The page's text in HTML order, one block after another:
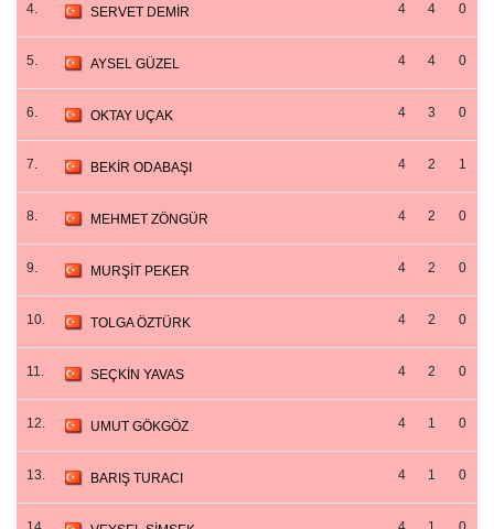
4. SERVET DEMİR 4 4 0
5. AYSEL GÜZEL 4 4 0
6. OKTAY UÇAK 4 3 0
7. BEKİR ODABAŞI 4 2 1
8. MEHMET ZÖNGÜR 4 2 0
9. MURŞİT PEKER 4 2 0
10. TOLGA ÖZTÜRK 4 2 0
11. SEÇKİN YAVAS 4 2 0
12. UMUT GÖKGÖZ 4 1 0
13. BARIŞ TURACI 4 1 0